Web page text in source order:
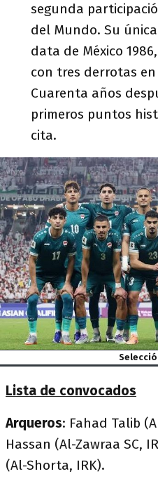
segunda
del Mundo. Su
data de México
con tres derrotas
Cuarenta años
primeros puntos
cita.
Lista de convocados
Arqueros: Fahad Talib
Hassan (Al-Zawraa SC,
(Al-Shorta, IRK).